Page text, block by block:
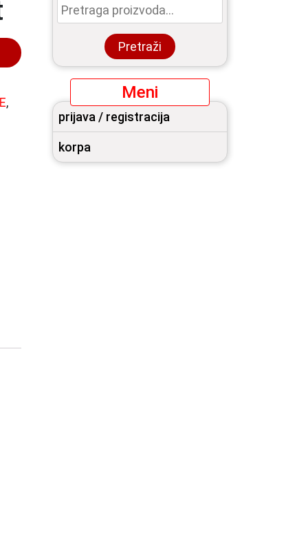
,
za:
Pretraži
Meni
prijava / registracija
korpa